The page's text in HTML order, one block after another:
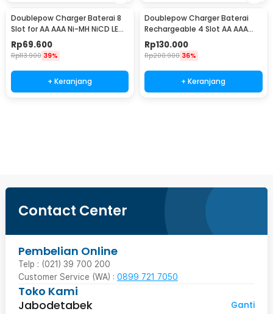
Doublepow Charger Baterai 8
Slot for AA AAA Ni-MH NiCD LED
Light - DP-K18
Rp69.600
Rp113.900 39%
+ Keranjang
Doublepow Charger Baterai
Rechargeable 4 Slot AA AAA
with AA 4 PCS - DP-K11
Rp130.000
Rp200.900 36%
+ Keranjang
Contact Center
Pembelian Online
Telp : (021) 39 700 200
Customer Service (WA) : 0899 721 7050
Toko Kami
Jabodetabek
Ganti